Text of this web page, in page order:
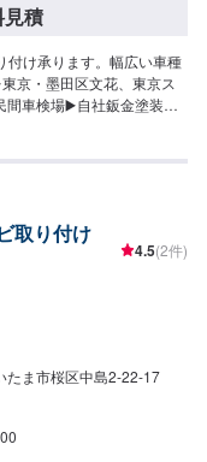
積
付け承ります。幅広い車種
京・墨田区文花、東京ス
間車検場▶️自社鈑金塗装工
ひ当社をご利用くださ
いて】パーツ持ち込み・
パーツの詳細をお送りく
お送りください。
取り付け
4.5(2件)
たま市桜区中島2-22-17